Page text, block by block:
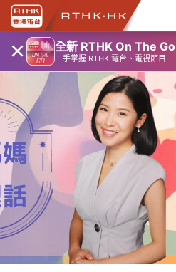
× 全新 RTHK On The Go
一手掌握 RTHK 電台、電視節目